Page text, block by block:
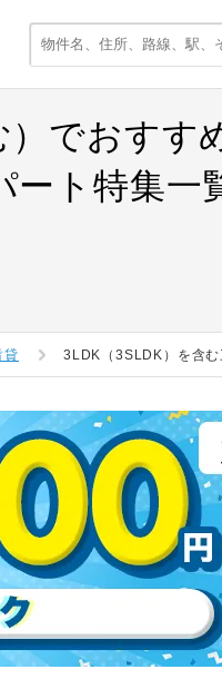
）でおすす
ート特集一
貸 3LDK（3SLDK）を含む